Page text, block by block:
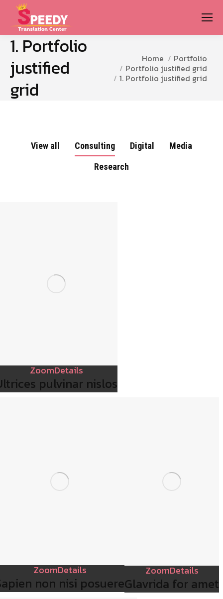
1. Portfolio
justified
grid
You are here:Home
Portfolio
Portfolio justified grid
1. Portfolio justified grid
View all Consulting Digital
Media
Research
ZoomDetails
pulvinar nislos
ZoomDetails
non nisi posuere
ZoomDetails
Glavrida for amet